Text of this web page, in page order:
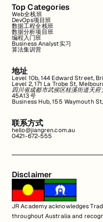
Top Categories
Web全栈班
DevOps项目班
数据工程全栈班
数据分析项目班
编程入门班
Business Analyst实习
算法集训营
地址
Level 10b, 144 Edward Street,
Level 2, 171 La Trobe St,
四川省成都市武侯区桂溪街道天
45A13号
Business Hub, 155 Waymouth
联系方式
hello@jiangren.com.au
0421-672-555
Disclaimer
JR Academy acknowledges
throughout Australia and